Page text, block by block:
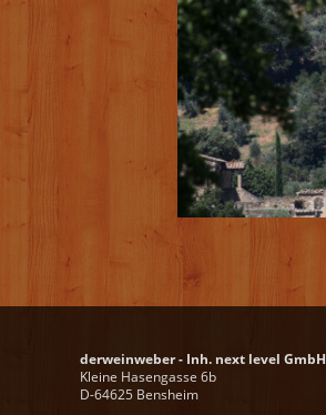
derweinweber - Inh. next level GmbH
Kleine Hasengasse 6b
D-64625 Bensheim